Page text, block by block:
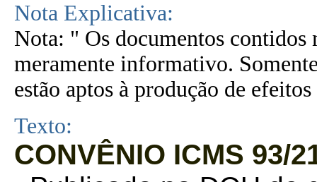
Nota Explicativa:
Nota: " Os documentos contidos
meramente informativo.
estão aptos à produção de
Texto:
CONVÊNIO ICMS 93/